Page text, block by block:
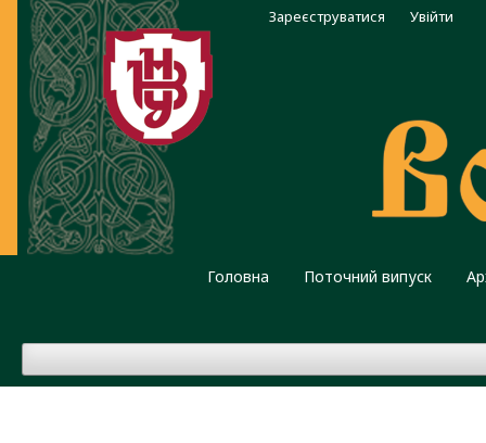
Головна Поточний випуск
Зареєструватися Увійти